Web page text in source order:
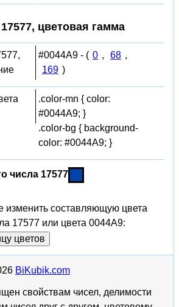
цветовая гамма
#0044A9 - ( 0 , 68 ,
169 )
.color-mn { color:
#0044A9; }
.color-bg { background-
color: #0044A9; }
числа 17577
изменить составляющую цвета
17577 или цвета 0044A9:
цветов
BiKubik.com
свойствам чисел, делимости